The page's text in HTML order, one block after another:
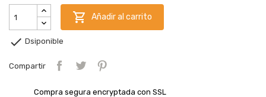
 Añadir al carrito
 Dsiponible
Compartir
Compra segura encryptada con SSL